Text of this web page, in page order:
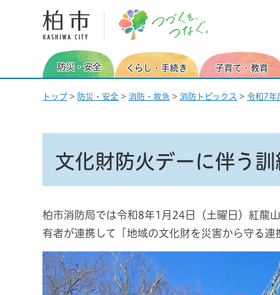
柏市 つづくを、つなぐ。
防災・安全 くらし・手続き 子育て・教育
トップ > 防災・安全 > 消防・救急 > 消防トピックス > 令和7年
文化財防火デーに伴う訓
柏市消防局では令和8年1月24日（土曜日）紅龍
有者が連携して「地域の文化財を災害から守る